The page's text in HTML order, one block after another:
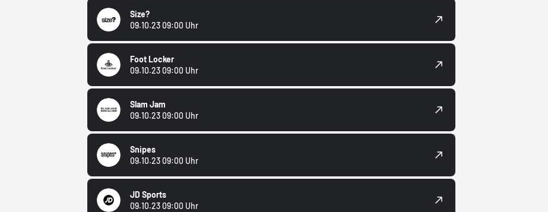
Size?
09.10.23 09:00 Uhr
Foot Locker
09.10.23 09:00 Uhr
Slam Jam
09.10.23 09:00 Uhr
Snipes
09.10.23 09:00 Uhr
JD Sports
09.10.23 09:00 Uhr